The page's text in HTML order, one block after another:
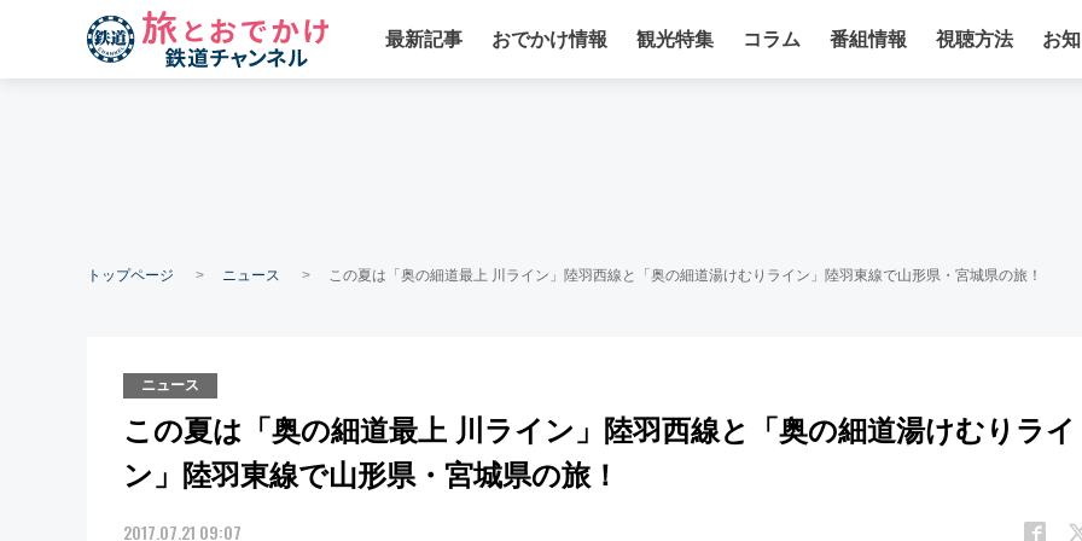
最新記事 おでかけ情報 観光特集 コラム 番組情報 視聴方法 お
トップページ ニュース この夏は「奥の細道最上 川ライン」陸羽西線と「奥の細道湯けむりライン」陸羽東線で山形県・宮城県の旅！
ニュース
この夏は「奥の細道最上 川ライン」陸羽西線と「奥の細道湯けむりライ
ン」陸羽東線で山形県・宮城県の旅！
2017.07.21 09:07